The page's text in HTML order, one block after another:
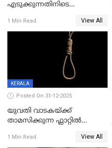
എടുക്കുന്നതിനിടെ
വധശ്രമക്കേസ് പ്രതി പിടിയിൽ
1 Min Read View All
KERALA
Posted On 31-12-2025
യുവതി വാടകയ്ക്ക്
താമസിക്കുന്ന ഫ്ലാറ്റില്‍
സംഭവം കൈതപ്പൊയിലില്‍
1 Min Read View All